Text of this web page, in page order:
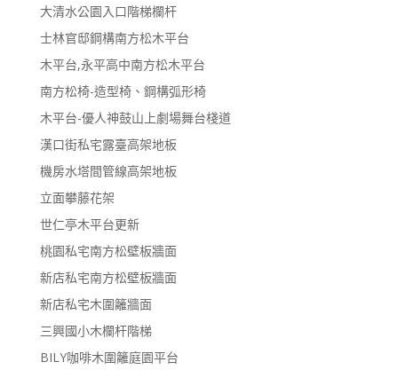
大清水公園入口階梯欄杆
士林官邸鋼構南方松木平台
木平台,永平高中南方松木平台
南方松椅-造型椅、鋼構弧形椅
木平台-優人神鼓山上劇場舞台棧道
漢口街私宅露臺高架地板
機房水塔間管線高架地板
立面攀藤花架
世仁亭木平台更新
桃園私宅南方松壁板牆面
新店私宅南方松壁板牆面
新店私宅木圍籬牆面
三興國小木欄杆階梯
BILY咖啡木圍籬庭園平台